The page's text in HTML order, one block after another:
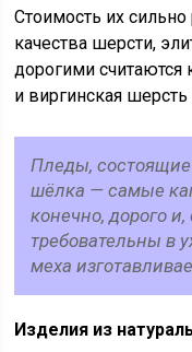
Стоимость их сильно
качества шерсти,
дорогими
и виргинская шерсть
Пледы, состоящие
шёлка — самые
конечно, дорого и,
требовательны в
меха
Изделия из